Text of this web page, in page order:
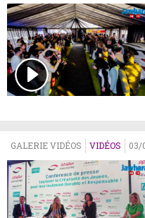
GALERIE VIDÉOS VIDÉOS 03/